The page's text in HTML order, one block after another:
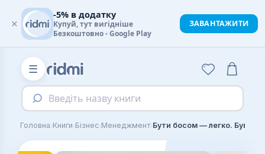
☰
Введіть назву книги
Головна›Книги›Бізнес›Менеджмент›
×
-5% в додатку
Купуй, тут вигідніше
Безкоштовно - Google Play
ЗАВАНТАЖИТИ